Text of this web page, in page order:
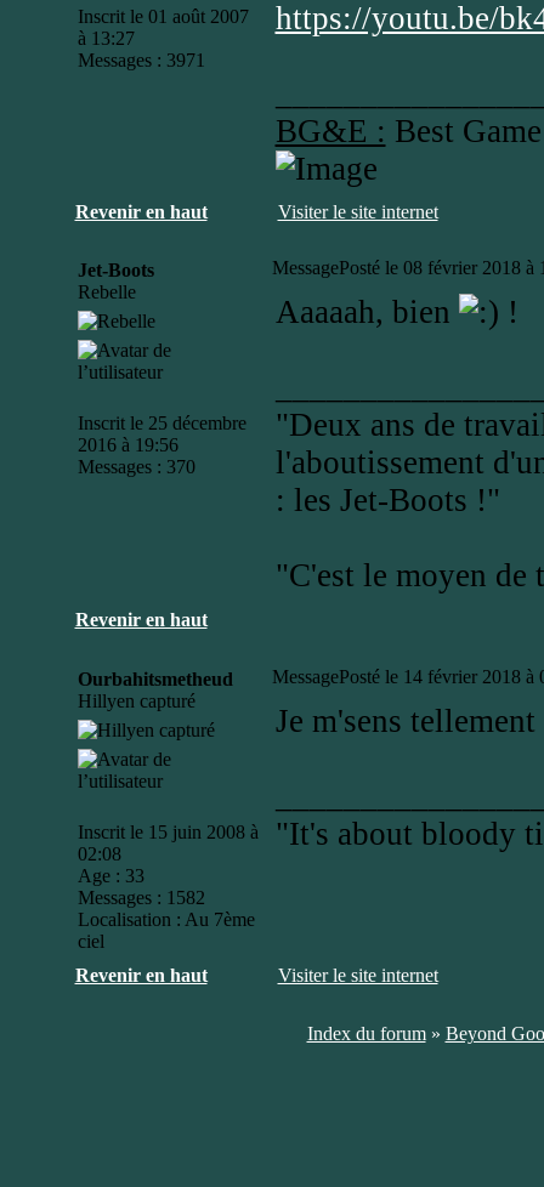
Inscrit le 01 août 2007
à 13:27
Messages : 3971
https://youtu.be/
BG&E : Best
Revenir en haut Visiter le site internet
Jet-Boots
Rebelle
Inscrit le 25 décembre
2016 à 19:56
Messages : 370
MessagePosté le 08 février 2018 à
Aaaaah, bien !
"Deux ans de
l'aboutissement
: les Jet-Boots !"
"C'est le moyen
Revenir en haut
Ourbahitsmetheud
Hillyen capturé
Inscrit le 15 juin 2008 à
02:08
Age : 33
Messages : 1582
Localisation : Au 7ème
ciel
MessagePosté le 14 février 2018 à
Je m'sens
"It's about bloody
Revenir en haut Visiter le site internet
Index du forum» Beyond